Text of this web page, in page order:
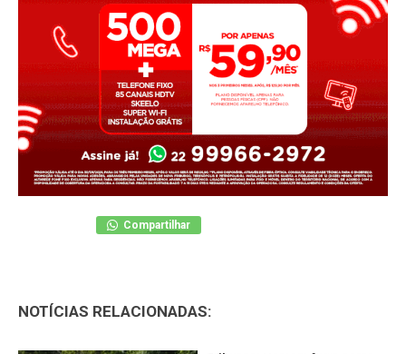
Compartilhar
NOTÍCIAS RELACIONADAS: